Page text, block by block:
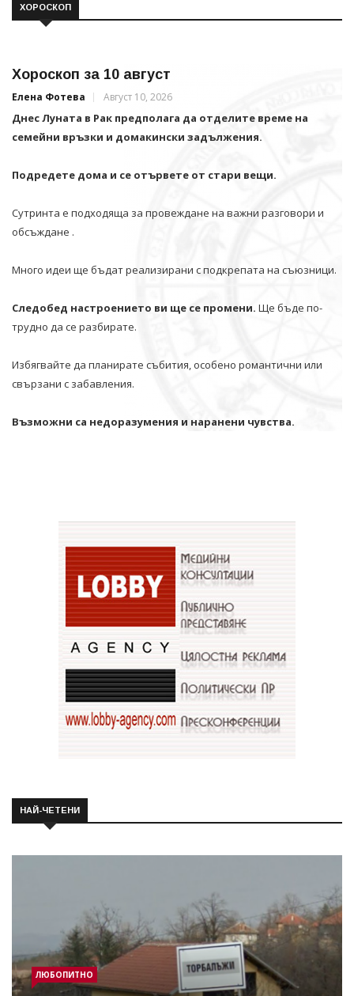
ХОРОСКОП
Хороскоп за 10 август
Елена Фотева Август 10, 2026
Днес Луната в Рак предполага да отделите време на
семейни връзки и домакински задължения.
Подредете дома и се отървете от стари вещи.
Сутринта е подходяща за провеждане на важни разговори и
обсъждане .
Много идеи ще бъдат реализирани с подкрепата на съюзници.
Следобед настроението ви ще се промени. Ще бъде по-
трудно да се разбирате.
Избягвайте да планирате събития, особено романтични или
свързани с забавления.
Възможни са недоразумения и наранени чувства.
НАЙ-ЧЕТЕНИ
ЛЮБОПИТНО